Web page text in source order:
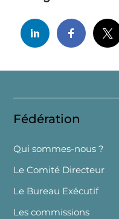
Fédération
Qui sommes-nous ?
Le Comité Directeur
Le Bureau Exécutif
Les commissions